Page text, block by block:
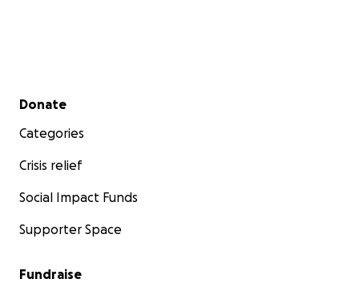
Secondary menu
Donate
Categories
Crisis relief
Social Impact Funds
Supporter Space
Fundraise